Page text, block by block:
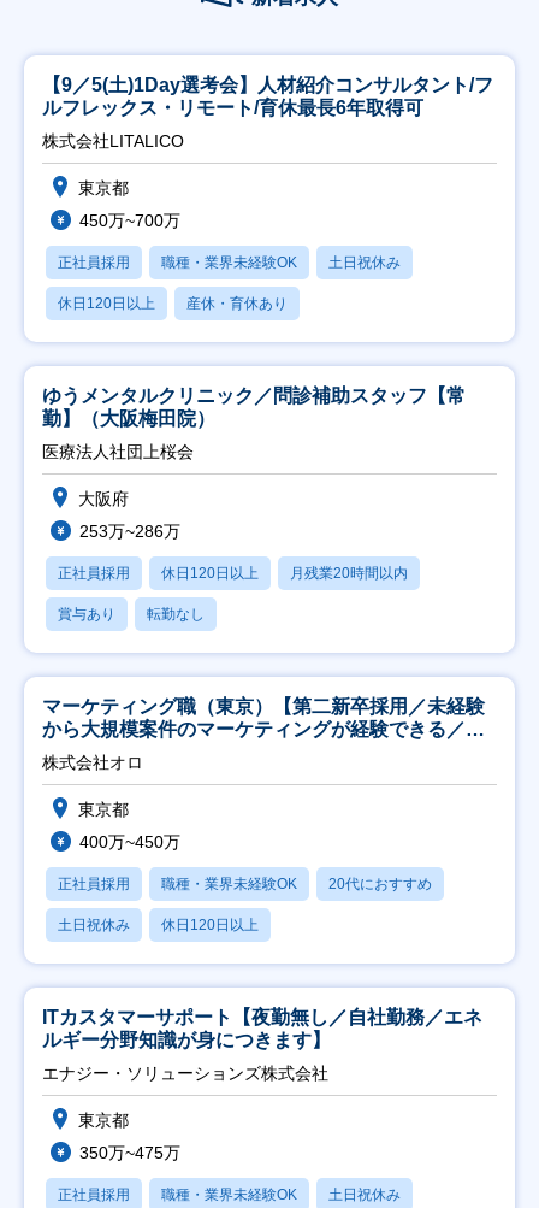
【9／5(土)1Day選考会】人材紹介コンサルタント/フ
ルフレックス・リモート/育休最長6年取得可
株式会社LITALICO
東京都
450万~700万
正社員採用 職種・業界未経験OK 土日祝休み
休日120日以上 産休・育休あり
ゆうメンタルクリニック／問診補助スタッフ【常
勤】（大阪梅田院）
医療法人社団上桜会
大阪府
253万~286万
正社員採用 休日120日以上 月残業20時間以内
賞与あり 転勤なし
マーケティング職（東京）【第二新卒採用／未経験
から大規模案件のマーケティングが経験できる／研
修充実】
株式会社オロ
東京都
400万~450万
正社員採用 職種・業界未経験OK 20代におすすめ
土日祝休み 休日120日以上
ITカスタマーサポート【夜勤無し／自社勤務／エネ
ルギー分野知識が身につきます】
エナジー・ソリューションズ株式会社
東京都
350万~475万
正社員採用 職種・業界未経験OK 土日祝休み